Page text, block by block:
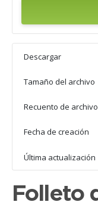
Descargar
Tamaño del archivo
Recuento de
Fecha de creación
Última actualización
Folleto